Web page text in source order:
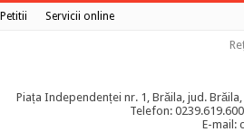
Petitii Servicii online
Piața Independenței nr. 1, Brăila, jud.
Telefon:
E-mail: